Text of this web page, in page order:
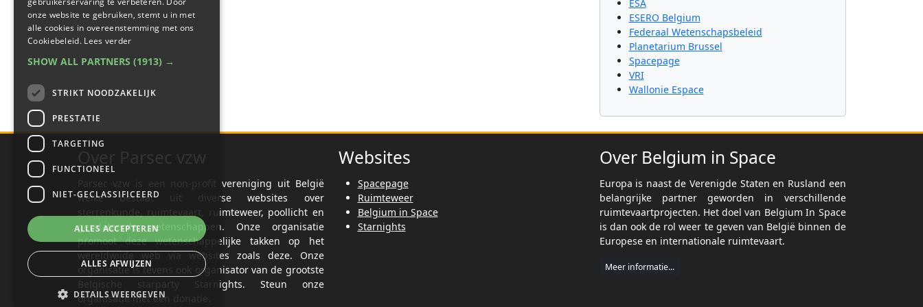
ESA
ESERO Belgium
Federaal Wetenschapsbeleid
Planetarium Brussel
Spacepage
VRI
Wallonie Espace
Parsec vzw is een non-profit vereniging uit België
welke bestaat uit diverse websites over
sterrenkunde, ruimtevaart, ruimteweer, poollicht en
gerelateerde wetenschappen. Onze organisatie
promoot deze wetenschappelijke takken op het
wereldwijde web via websites zoals deze. Onze
organisatie is tevens ook organisator van de grootste
Belgische starparty Starnights. Steun onze
organisatie met een donatie.
Websites
Spacepage
Ruimteweer
Belgium in Space
Starnights
Over Belgium in Space
Europa is naast de Verenigde Staten en Rusland een
belangrijke partner geworden in verschillende
ruimtevaartprojecten. Het doel van Belgium In Space
is dan ook de rol weer te geven van België binnen de
Europese en internationale ruimtevaart.
Meer informatie...
onze website te gebruiken, stemt u in met
alle cookies in overeenstemming met ons
Cookiebeleid. Lees verder
SHOW ALL PARTNERS (1913) →
STRIKT NOODZAKELIJK
PRESTATIE
TARGETING
FUNCTIONEEL
NIET-GECLASSIFICEERD
ALLES ACCEPTEREN
ALLES AFWIJZEN
DETAILS WEERGEVEN